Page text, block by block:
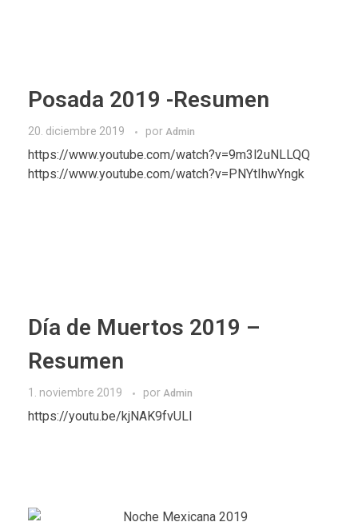
Posada 2019 -Resumen
20. diciembre 2019 por Admin
https://www.youtube.com/watch?v=9m3l2uNLLQQ
https://www.youtube.com/watch?v=PNYtIhwYngk
Día de Muertos 2019 –
Resumen
1. noviembre 2019 por Admin
https://youtu.be/kjNAK9fvULI